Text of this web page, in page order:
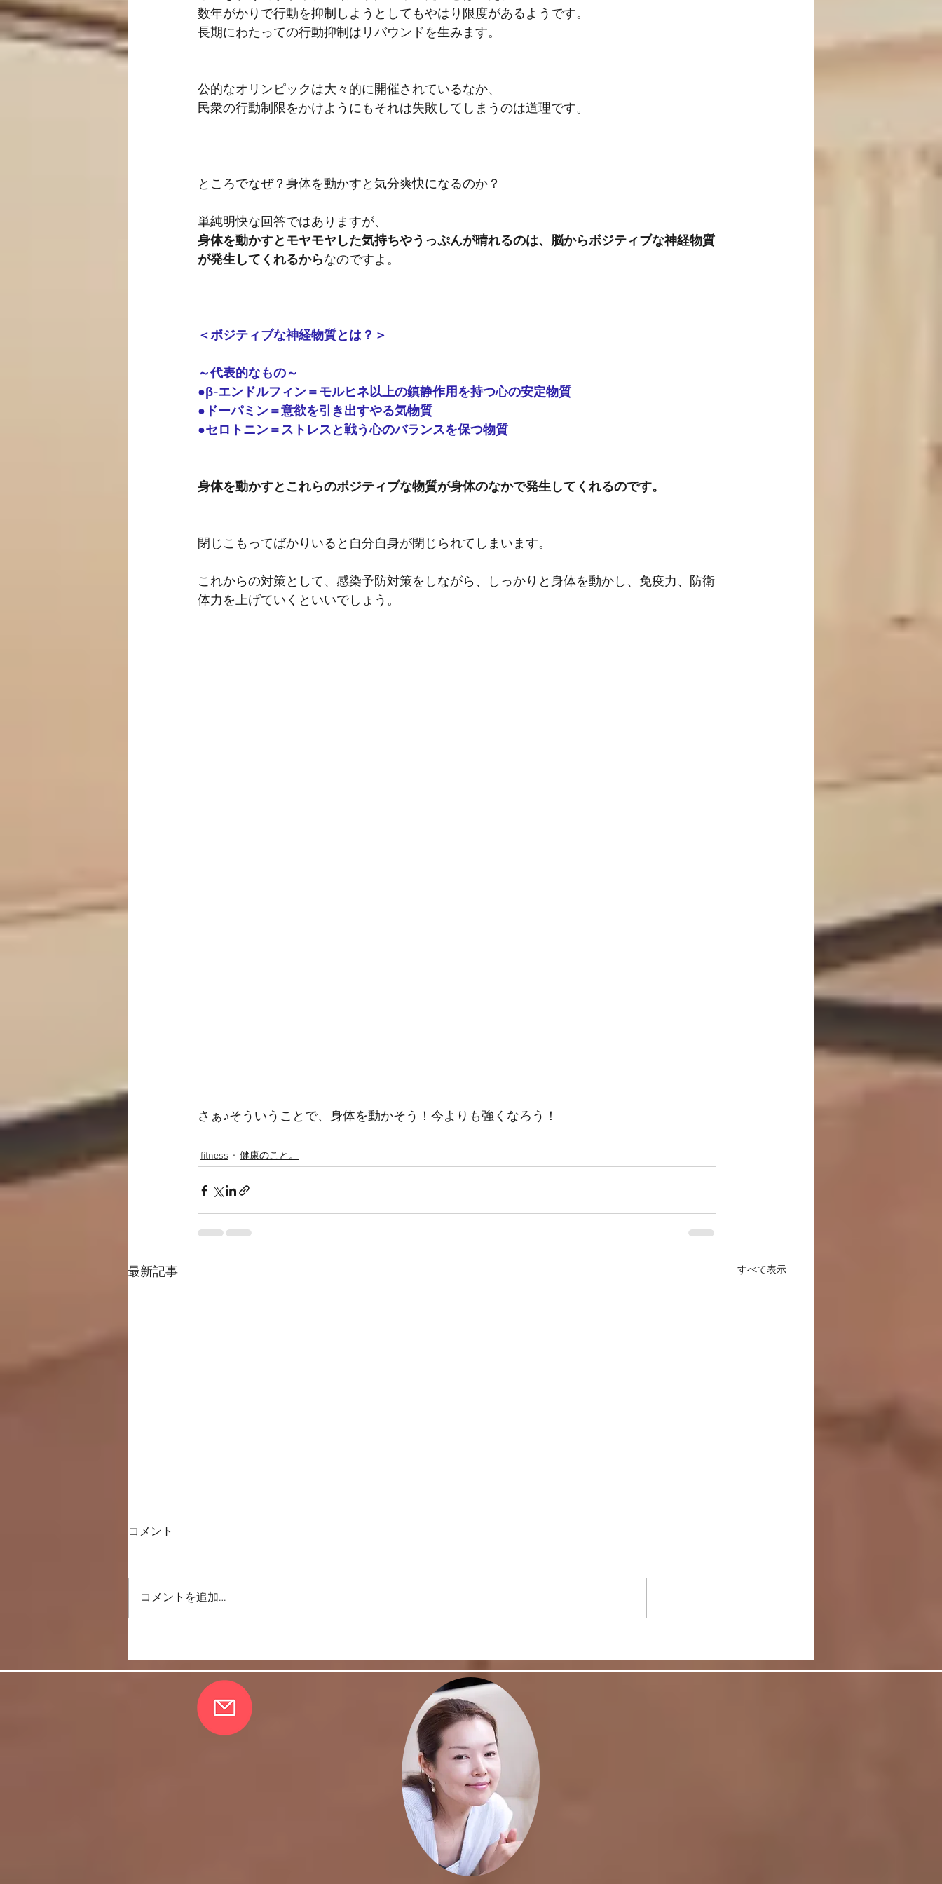
数年がかりで行動を抑制しようとしてもやはり限度があるようです。
長期にわたっての行動抑制はリバウンドを生みます。
公的なオリンピックは大々的に開催されているなか、
民衆の行動制限をかけようにもそれは失敗してしまうのは道理です。
ところでなぜ？身体を動かすと気分爽快になるのか？
単純明快な回答ではありますが、
身体を動かすとモヤモヤした気持ちやうっぷんが晴れるのは、脳からボジティブな神経物質
が発生してくれるからなのですよ。
＜ボジティブな神経物質とは？＞
～代表的なもの～
●β-エンドルフィン＝モルヒネ以上の鎮静作用を持つ心の安定物質
●ドーパミン＝意欲を引き出すやる気物質
●セロトニン＝ストレスと戦う心のバランスを保つ物質
身体を動かすとこれらのポジティブな物質が身体のなかで発生してくれるのです。
閉じこもってばかりいると自分自身が閉じられてしまいます。
これからの対策として、感染予防対策をしながら、しっかりと身体を動かし、免疫力、防衛
体力を上げていくといいでしょう。
さぁ♪そういうことで、身体を動かそう！今よりも強くなろう！
fitness 健康のこと。
最新記事 すべて表示
一直線上に歩く
は・・・
く！
コメント
コメントを追加…